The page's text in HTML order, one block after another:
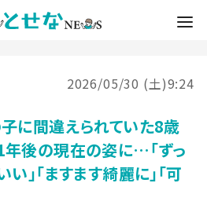
2026/05/30 (土)9:24
に間違えられていた8歳
後の現在の姿に…「ずっ
い」「ますます綺麗に」「可